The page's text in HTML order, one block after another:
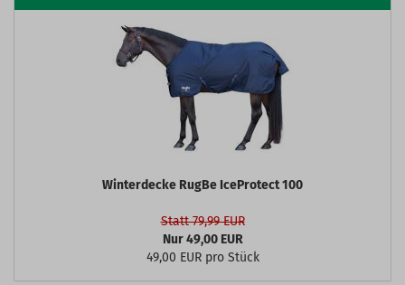
Winterdecke RugBe IceProtect 100
Statt 79,99 EUR
Nur 49,00 EUR
49,00 EUR pro Stück